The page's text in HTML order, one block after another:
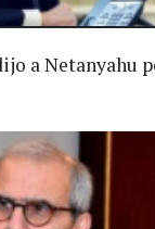
a Netanyahu